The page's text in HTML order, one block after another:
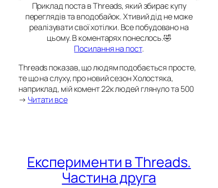
Приклад поста в Threads, який збирає купу
переглядів та вподобайок. Хтивий дід не може
реалізувати свої хотілки. Все побудовано на
цьому. В коментарях понеслось.🤣
Посилання на пост.
Threads показав, що людям подобається просте,
те що на слуху, про новий сезон Холостяка,
наприклад, мій комент 22к людей глянуло та 500
→ Читати все
Експерименти в Threads.
Частина друга